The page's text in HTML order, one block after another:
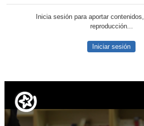
Inicia sesión para aportar
reproducción...
Iniciar sesión